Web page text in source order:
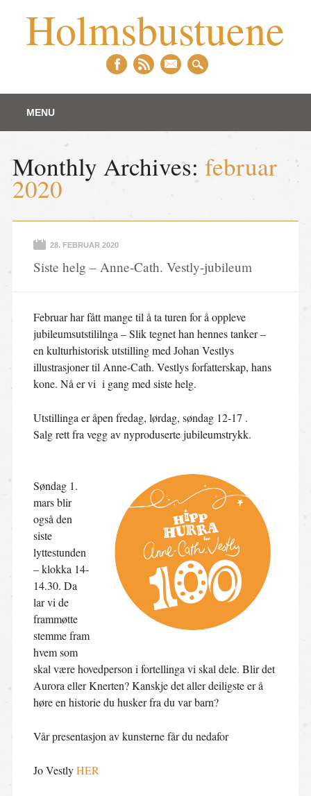
Holmsbustuene
Main menu
MENU
Monthly Archives: februar
2020
28. FEBRUAR 2020
Siste helg – Anne-Cath. Vestly-jubileum
Februar har fått mange til å ta turen for å oppleve
jubileumsutstililnga – Slik tegnet han hennes tanker –
en kulturhistorisk utstilling med Johan Vestlys
illustrasjoner til Anne-Cath. Vestlys forfatterskap, hans
kone. Nå er vi i gang med siste helg.
Utstillinga er åpen fredag, lørdag, søndag 12-17 .
Salg rett fra vegg av nyproduserte jubileumstrykk.
Søndag 1.
mars blir
også den
siste
lyttestunden
– klokka 14-
14.30. Da
lar vi de
frammøtte
stemme fram
hvem som
skal være hovedperson i fortellinga vi skal dele. Blir det
Aurora eller Knerten? Kanskje det aller deiligste er å
høre en historie du husker fra du var barn?
Vår presentasjon av kunsterne får du nedafor
Jo VestlyHER